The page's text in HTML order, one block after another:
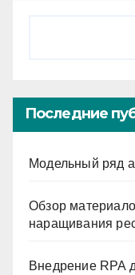
Последние
Модельный ряд
Обзор
наращивания
Внедрение RPA